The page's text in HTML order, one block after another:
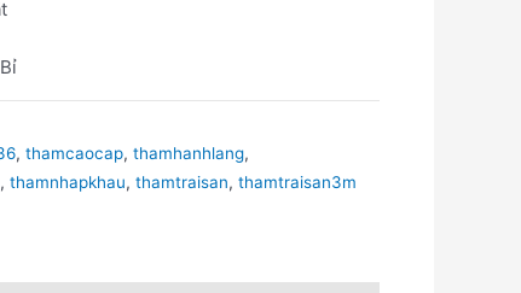
,thamcaocap,thamhanhlang,
,thamnhapkhau,thamtraisan,thamtraisan3m